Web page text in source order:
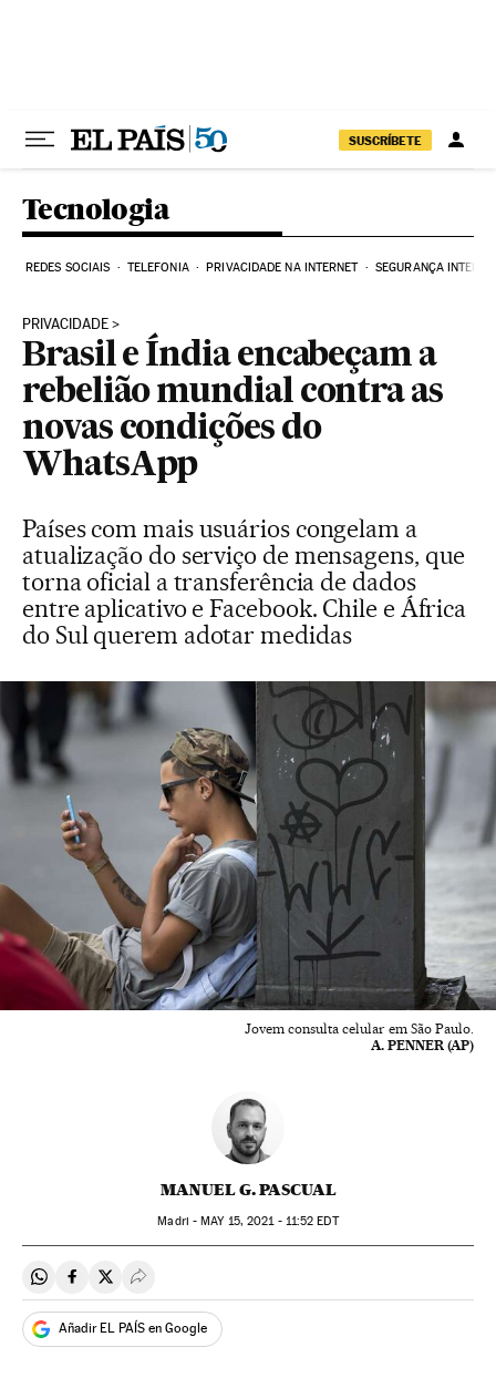
SUSCRÍBETE
Tecnologia
REDES SOCIAIS TELEFONIA PRIVACIDADE NA INTERNET SEGURANÇA
PRIVACIDADE
Brasil e Índia encabeçam a
rebelião mundial contra as
novas condições do
WhatsApp
Países com mais usuários congelam a
atualização do serviço de mensagens, que
torna oficial a transferência de dados
entre aplicativo e Facebook. Chile e África
do Sul querem adotar medidas
Jovem consulta celular em São Paulo.
A. PENNER (AP)
MANUEL G. PASCUAL
Madri -MAY15, 2021 - 11:52 EDT
Compartir en Whatsapp
Compartir en Facebook
Compartir en Twitter
Desplegar Redes Sociales
Añadir EL PAÍS en Google